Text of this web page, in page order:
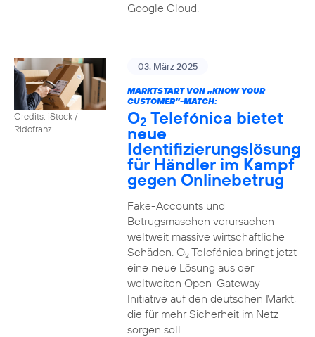
Google Cloud.
Credits: iStock /
Ridofranz
03. März 2025
MARKTSTART VON „KNOW YOUR
CUSTOMER”-MATCH:
O2 Telefónica bietet
neue
Identifizierungslösung
für Händler im Kampf
gegen Onlinebetrug
Fake-Accounts und
Betrugsmaschen verursachen
weltweit massive wirtschaftliche
Schäden. O2Telefónica bringt jetzt
eine neue Lösung aus der
weltweiten Open-Gateway-
Initiative auf den deutschen Markt,
die für mehr Sicherheit im Netz
sorgen soll.